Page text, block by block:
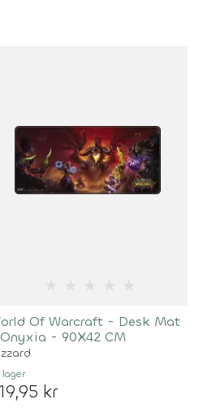
Of Warcraft - Desk Mat
- 90X42 CM
lager
kr